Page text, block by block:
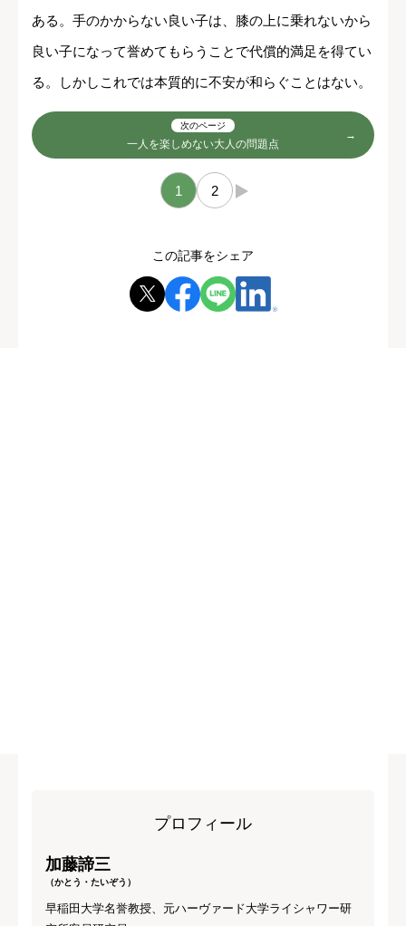
ある。手のかからない良い子は、膝の上に乗れないから
良い子になって誉めてもらうことで代償的満足を得てい
る。しかしこれでは本質的に不安が和らぐことはない。
次のページ
一人を楽しめない大人の問題点
1 2 →
この記事をシェア
プロフィール
加藤諦三
（かとう・たいぞう）
早稲田大学名誉教授、元ハーヴァード大学ライシャワー研